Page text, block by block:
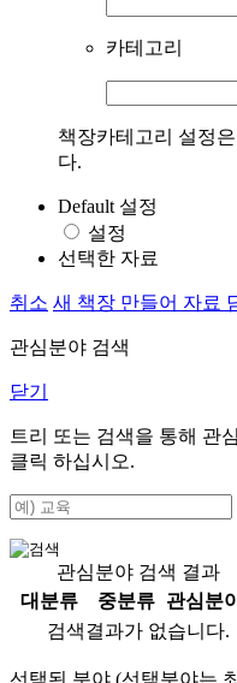
카테고리
책장카테고리 설정
다.
Default 설정
설정
선택한 자료
취소 새 책장 만들어 자료
관심분야 검색
닫기
트리 또는 검색을 통해 관
클릭 하십시오.
관심분야 검색 결과
대분류
중분류
관심분
검색결과가 없습니다.